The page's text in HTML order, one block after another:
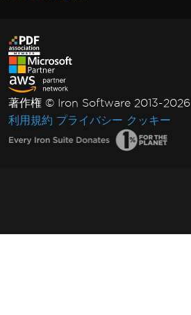
著作権 © Iron Software 2013-2026
利用規約 プライバシー クッキー